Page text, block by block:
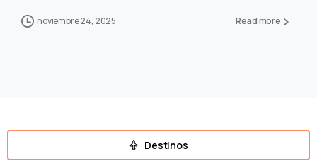
noviembre 24, 2025 Read more
Destinos